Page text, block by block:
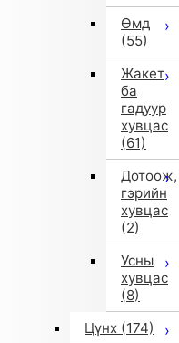
Өмд
(55)
Жакет
ба
гадуур
хувцас
(61)
Дотоож,
гэрийн
хувцас
(2)
Усны
хувцас
(8)
Цүнх (174)
Shoes (Other)